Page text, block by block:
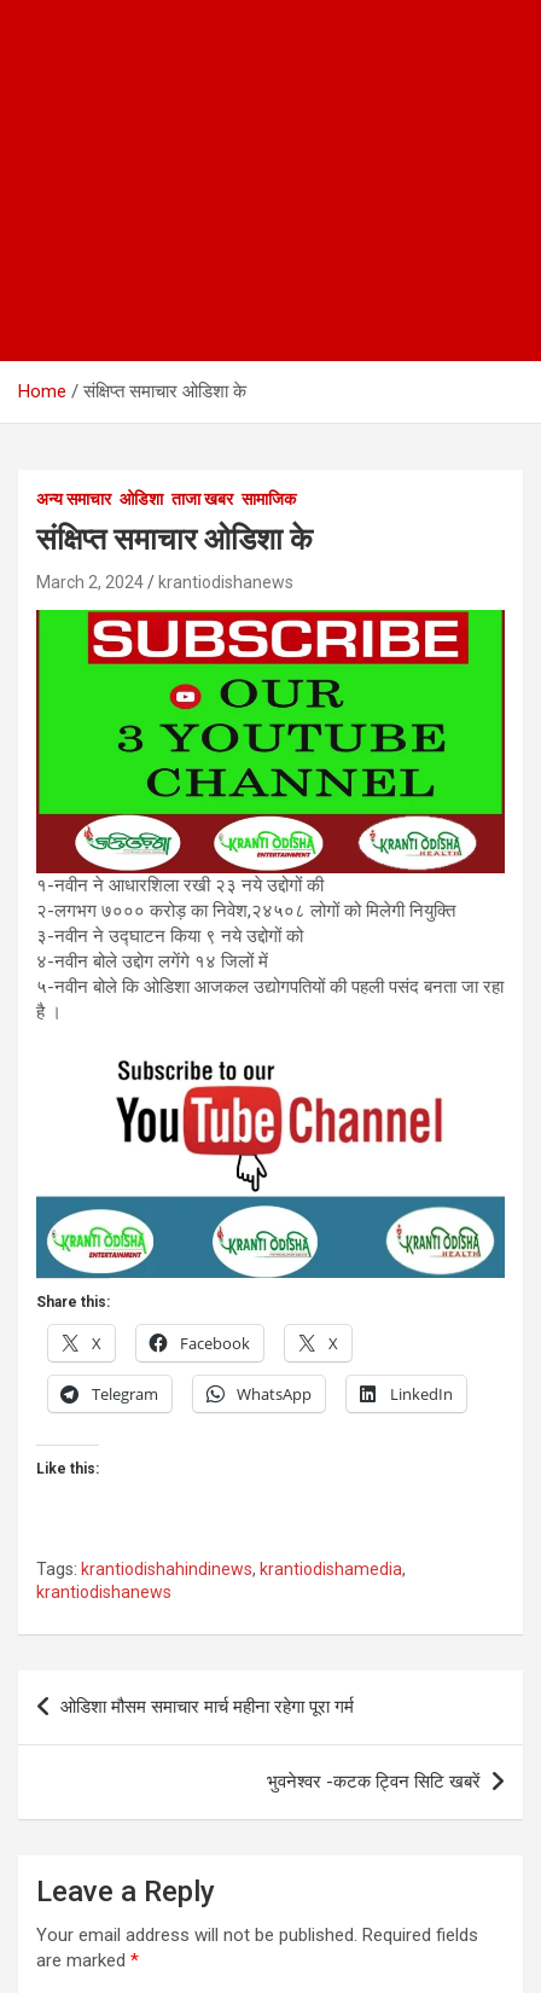
Home संक्षिप्त समाचार ओडिशा के
अन्य समाचार ओडिशा ताजा खबर सामाजिक
संक्षिप्त समाचार ओडिशा के
March 2, 2024 krantiodishanews
१-नवीन ने आधारशिला रखी २३ नये उद्दोगों की
२-लगभग ७००० करोड़ का निवेश,२४५०८ लोगों को मिलेगी नियुक्ति
३-नवीन ने उद्घाटन किया ९ नये उद्दोगों को
४-नवीन बोले उद्दोग लगेंगे १४ जिलों में
५-नवीन बोले कि ओडिशा आजकल उद्योगपतियों की पहली पसंद बनता जा रहा
है ।
Share this:
X Facebook X
Telegram WhatsApp LinkedIn
Like this:
Tags: krantiodishahindinews, krantiodishamedia,
krantiodishanews
Post
navigation
ओडिशा मौसम समाचार मार्च महीना रहेगा पूरा गर्म
भुवनेश्वर -कटक ट्विन सिटि खबरें
Leave a Reply
Your email address will not be published. Required fields
are marked *